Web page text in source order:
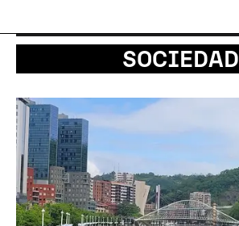
SOCIEDAD